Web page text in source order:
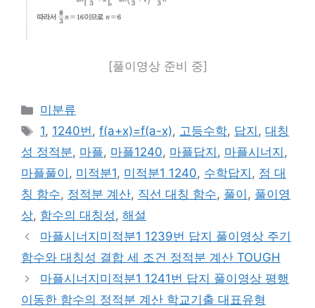
[풀이영상 준비 중]
카
테
리
미분류
태
그
1, 1240번,f(a+x)=f(a-x), 고등수학, 답지 ,대칭
성 정적분, 마플, 마플1240, 마플답지 , 마플시너지 ,
마플풀이 , 미적분1, 미적분1 1240, 수학답지 , 점 대
칭 함수, 정적분 계산, 직선 대칭 함수, 풀이 , 풀이영
상, 함수의 대칭성, 해설
마플시너지미적분1 1239번 답지 풀이영상 주기
함수와 대칭성 결합 세 조건 정적분 계산 TOUGH
마플시너지미적분1 1241번 답지 풀이영상 평행
이동한 함수의 정적분 계산 학교기출 대표유형